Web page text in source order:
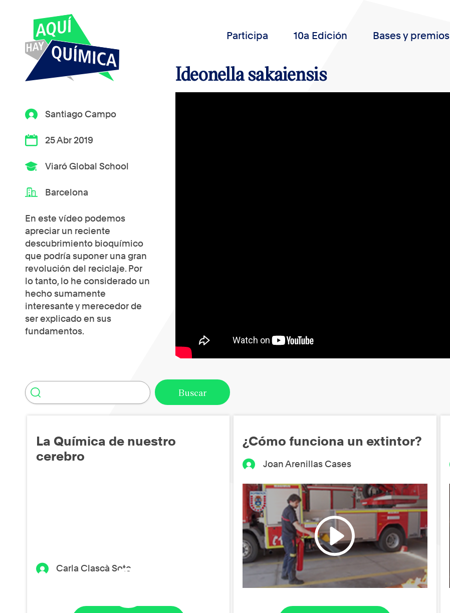
Participa 10a Edición Bases y premios
Santiago Campo
25 Abr 2019
Viaró Global School
Barcelona
En este vídeo podemos
apreciar un reciente
descubrimiento bioquímico
que podría suponer una gran
revolución del reciclaje. Por
lo tanto, lo he considerado un
hecho sumamente
interesante y merecedor de
ser explicado en sus
fundamentos.
Ideonella sakaiensis
La Química de nuestro
cerebro
Carla Clascà Soto
¿Cómo funciona un extintor?
Joan Arenillas Cases